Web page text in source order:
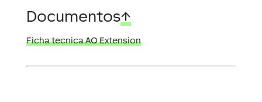
Documentos↑
Ficha tecnica AO Extension